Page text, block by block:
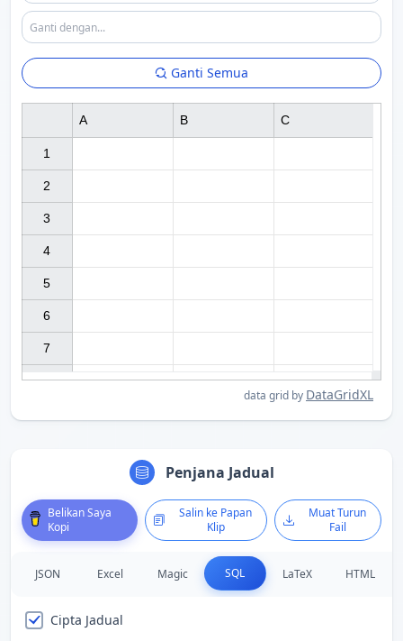
Ganti Semua
data grid by DataGridXL
1
2
3
4
5
6
7
A B C
Penjana Jadual
Belikan Saya
Kopi
Salin ke Papan
Klip
Muat Turun
Fail
JSON Excel Magic SQL LaTeX HTML
Cipta Jadual